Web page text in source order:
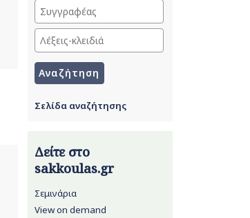
Σελίδα αναζήτησης
Δείτε στο
sakkoulas.gr
Σεμινάρια
View on demand